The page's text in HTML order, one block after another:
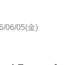
06/05(金)